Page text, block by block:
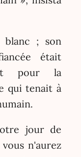
blanc ; son
était
pour la
qui tenait à
jour de
n'aurez